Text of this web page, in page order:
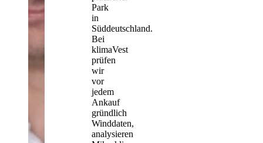
Park
in
Süddeutschland.
Bei
klimaVest
prüfen
wir
vor
jedem
Ankauf
gründlich
Winddaten,
analysieren